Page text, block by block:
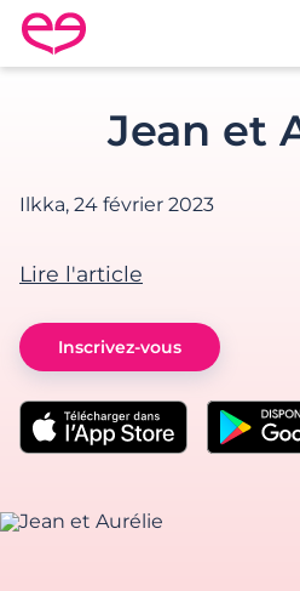
Rencontre en France avec
Jean et
Ilkka, 24 février 2023
Lire l'article
Inscrivez-vous